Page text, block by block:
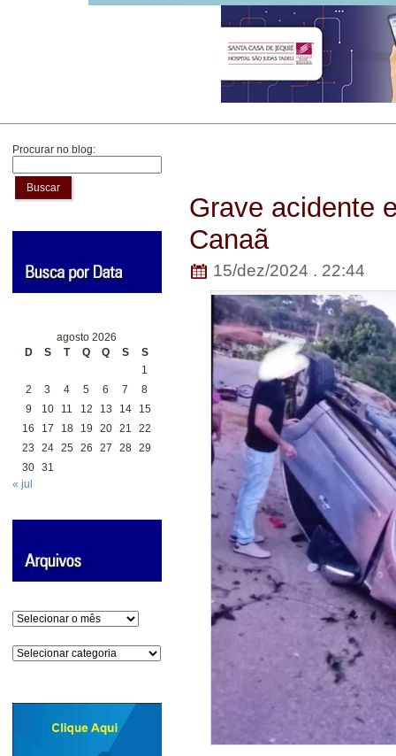
Procurar no blog:
Buscar
agosto 2026
D
S T Q Q S
S
1
2
3 4 5 6 7
8
9
10 11 12 13 14
15
16
17 18 19 20 21
22
23
24 25 26 27 28 29
30 31
« jul
Arquivos
Categorias
Grave acidente
Canaã
15/dez/2024 . 22:44